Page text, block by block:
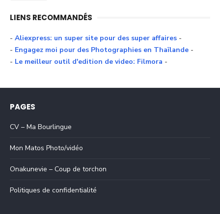
LIENS RECOMMANDÉS
- Aliexpress: un super site pour des super affaires -
- Engagez moi pour des Photographies en Thaïlande -
- Le meilleur outil d'edition de video: Filmora -
PAGES
CV – Ma Bourlingue
Mon Matos Photo/vidéo
Onakunevie – Coup de torchon
Politiques de confidentialité